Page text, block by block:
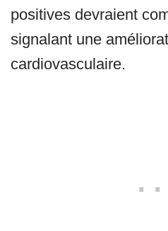
positives devraient
signalant une
cardiovasculaire.